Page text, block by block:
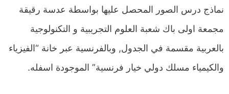
نماذج درس الصور المحصل عليها بواسطة عدسة رقيقة
مجمعة اولى باك شعبة العلوم التجريبية و التكنولوجية
بالعربية مقسمة في الجدول, وبالفرنسية عبر خانة “الفيزياء
والكيمياء مسلك دولي خيار فرنسية” الموجودة اسفله.